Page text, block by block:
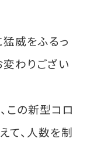
威をふるっ
変わりござい
この新型コロ
て、人数を制